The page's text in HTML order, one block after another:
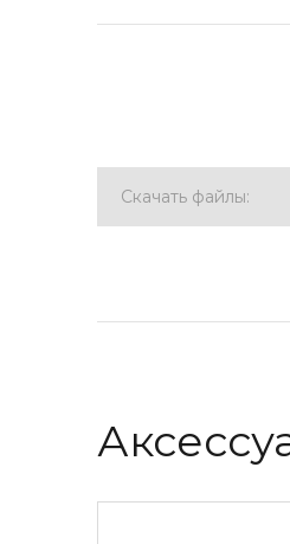
Скачать файлы: